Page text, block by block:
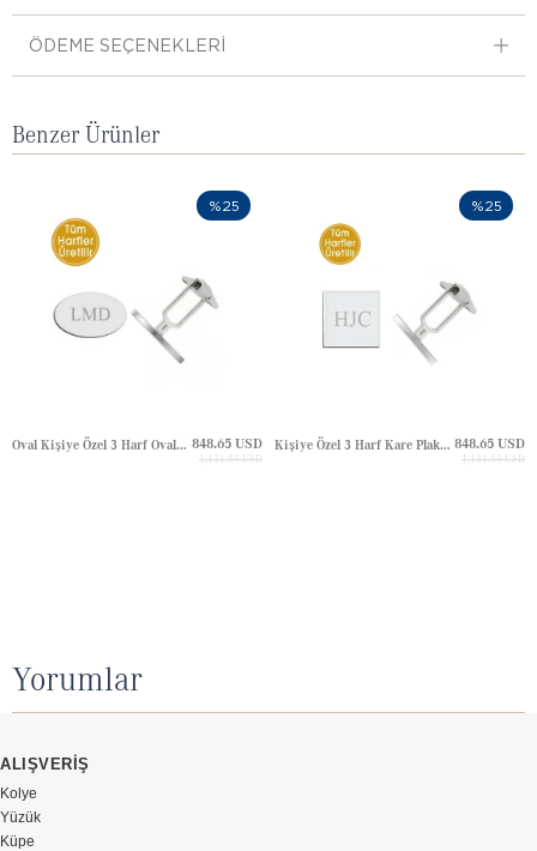
ÖDEME SEÇENEKLERI
Benzer Ürünler
Oval Kişiye Özel 3 Harf Oval Plaka Altın Kol Düğmesi 848.65 USD
1,131.54 USD
%25
Kişiye Özel 3 Harf Kare Plaka Altın Kol Düğmesi 848.65 USD
1,131.54 USD
%25
Yorumlar
ALIŞVERİŞ
Kolye
Yüzük
Küpe